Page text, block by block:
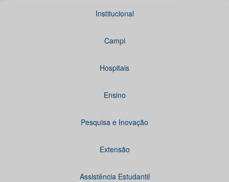
Institucional
Campi
Hospitais
Ensino
Pesquisa e Inovação
Extensão
Assistência Estudantil